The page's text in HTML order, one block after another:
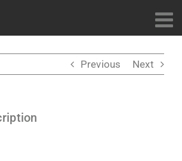
Previous Next